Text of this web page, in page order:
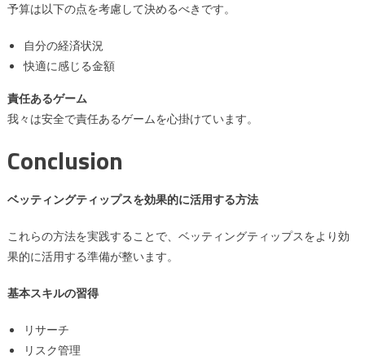
予算は以下の点を考慮して決めるべきです。
自分の経済状況
快適に感じる金額
責任あるゲーム
我々は安全で責任あるゲームを心掛けています。
Conclusion
ベッティングティップスを効果的に活用する方法
これらの方法を実践することで、ベッティングティップスをより効
果的に活用する準備が整います。
基本スキルの習得
リサーチ
リスク管理